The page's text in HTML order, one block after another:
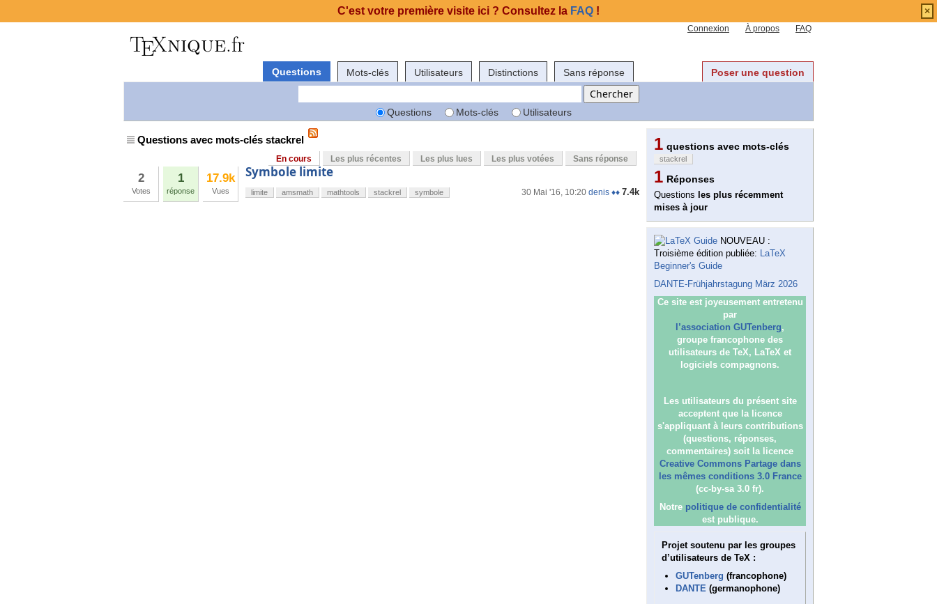
Connexion À propos FAQ
Questions Mots-clés Utilisateurs Distinctions Sans réponse Poser une question
Questions Mots-clés Utilisateurs
Questions avec mots-clés stackrel
En cours Les plus récentes Les plus lues Les plus votées Sans réponse
2
Votes
1
réponse
17.9k
Vues
Symbole limite
30 Mai '16, 10:20 denis ♦♦ 7.4k
limite amsmath mathtools stackrel symbole
1 questions avec mots-clés
stackrel
1 Réponses
Questions les plus récemment
mises à jour
NOUVEAU :
Troisième édition publiée: LaTeX
Beginner's Guide
DANTE-Frühjahrstagung März 2026
Ce site est joyeusement entretenu
par
l’association GUTenberg,
groupe francophone des
utilisateurs de TeX, LaTeX et
logiciels compagnons.
Les utilisateurs du présent site
acceptent que la licence
s'appliquant à leurs contributions
(questions, réponses,
commentaires) soit la licence
Creative Commons Partage dans
les mêmes conditions 3.0 France
(cc-by-sa 3.0 fr).
Notre politique de confidentialité
est publique.
Projet soutenu par les groupes
d’utilisateurs de TeX :
GUTenberg (francophone)
DANTE (germanophone)
C'est votre première visite ici ? Consultez la FAQ ! ×